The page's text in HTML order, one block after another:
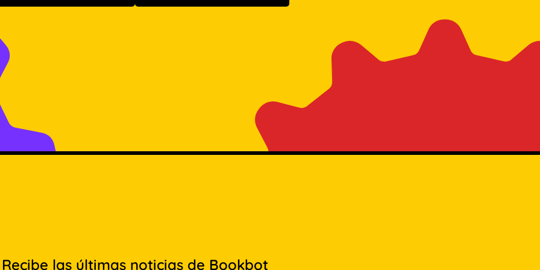
Recibe las últimas noticias de Bookbot